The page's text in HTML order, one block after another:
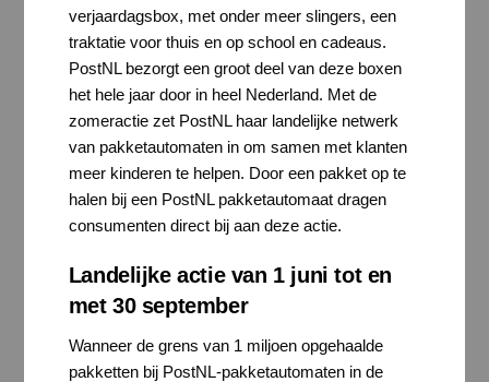
verjaardagsbox, met onder meer slingers, een
traktatie voor thuis en op school en cadeaus.
PostNL bezorgt een groot deel van deze boxen
het hele jaar door in heel Nederland. Met de
zomeractie zet PostNL haar landelijke netwerk
van pakketautomaten in om samen met klanten
meer kinderen te helpen. Door een pakket op te
halen bij een PostNL pakketautomaat dragen
consumenten direct bij aan deze actie.
Landelijke actie van 1 juni tot en
met 30 september
Wanneer de grens van 1 miljoen opgehaalde
pakketten bij PostNL-pakketautomaten in de